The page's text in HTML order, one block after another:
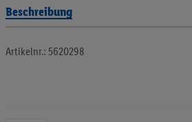
Beschreibung
Artikelnr.: 5620298